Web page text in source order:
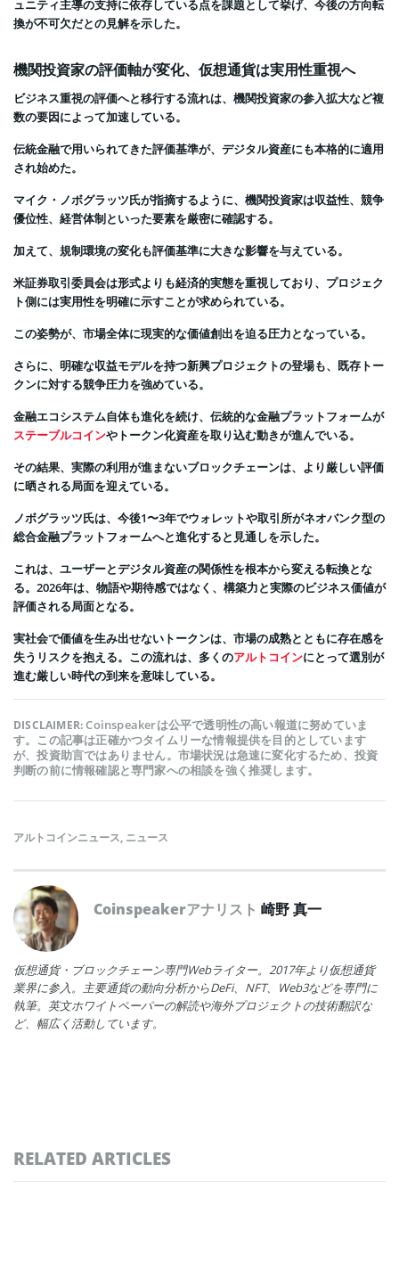
ュニティ主導の支持に依存している点を課題として挙げ、今後の方向転
換が不可欠だとの見解を示した。
機関投資家の評価軸が変化、仮想通貨は実用性重視へ
ビジネス重視の評価へと移行する流れは、機関投資家の参入拡大など複
数の要因によって加速している。
伝統金融で用いられてきた評価基準が、デジタル資産にも本格的に適用
され始めた。
マイク・ノボグラッツ氏が指摘するように、機関投資家は収益性、競争
優位性、経営体制といった要素を厳密に確認する。
加えて、規制環境の変化も評価基準に大きな影響を与えている。
米証券取引委員会は形式よりも経済的実態を重視しており、プロジェク
ト側には実用性を明確に示すことが求められている。
この姿勢が、市場全体に現実的な価値創出を迫る圧力となっている。
さらに、明確な収益モデルを持つ新興プロジェクトの登場も、既存トー
クンに対する競争圧力を強めている。
金融エコシステム自体も進化を続け、伝統的な金融プラットフォームが
ステーブルコインやトークン化資産を取り込む動きが進んでいる。
その結果、実際の利用が進まないブロックチェーンは、より厳しい評価
に晒される局面を迎えている。
ノボグラッツ氏は、今後1〜3年でウォレットや取引所がネオバンク型の
総合金融プラットフォームへと進化すると見通しを示した。
これは、ユーザーとデジタル資産の関係性を根本から変える転換とな
る。2026年は、物語や期待感ではなく、構築力と実際のビジネス価値が
評価される局面となる。
実社会で価値を生み出せないトークンは、市場の成熟とともに存在感を
失うリスクを抱える。この流れは、多くのアルトコインにとって選別が
進む厳しい時代の到来を意味している。
DISCLAIMER:Coinspeakerは公平で透明性の高い報道に努めていま
す。この記事は正確かつタイムリーな情報提供を目的としています
が、投資助言ではありません。市場状況は急速に変化するため、投資
判断の前に情報確認と専門家への相談を強く推奨します。
アルトコインニュース, ニュース
Coinspeakerアナリスト 崎野 真一
仮想通貨・ブロックチェーン専門Webライター。2017年より仮想通貨
業界に参入。主要通貨の動向分析からDeFi、NFT、Web3などを専門に
執筆。英文ホワイトペーパーの解読や海外プロジェクトの技術翻訳な
ど、幅広く活動しています。
RELATED ARTICLES